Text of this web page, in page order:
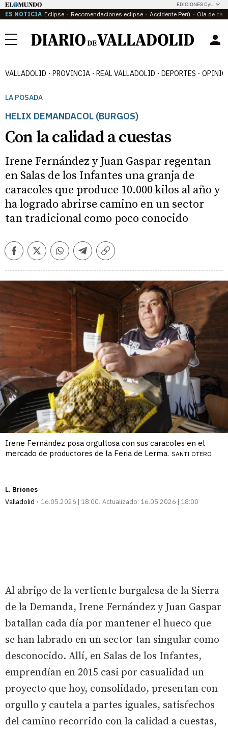
EDICIONES CyL
ES NOTICIA Eclipse Recomendaciones eclipse Accidente Perú Ola de
Menú
VALLADOLID PROVINCIA REAL VALLADOLID DEPORTES
LA POSADA
HELIX DEMANDACOL (BURGOS)
Con la calidad a cuestas
Irene Fernández y Juan Gaspar regentan
en Salas de los Infantes una granja de
caracoles que produce 10.000 kilos al año y
ha logrado abrirse camino en un sector
tan tradicional como poco conocido
FacebookTwitterWhatsappTelegramCopiar
Irene Fernández posa orgullosa con sus caracoles en el
mercado de productores de la Feria de Lerma. SANTI OTERO
L. Briones
Valladolid
16.05.2026 | 18:00 Actualizado: 16.05.2026 | 18:00
Al abrigo de la vertiente burgalesa de la Sierra
de la Demanda, Irene Fernández y Juan Gaspar
batallan cada día por mantener el hueco que
se han labrado en un sector tan singular como
desconocido. Allí, en Salas de los Infantes,
emprendían en 2015 casi por casualidad un
proyecto que hoy, consolidado, presentan con
orgullo y cautela a partes iguales, satisfechos
del camino recorrido con la calidad a cuestas,